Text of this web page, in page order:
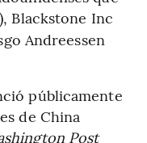
), Blackstone Inc
Andreessen
públicamente
de China
Post